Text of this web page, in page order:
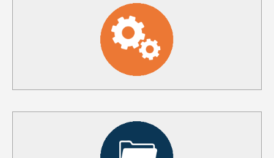
ATTREZZATURE NOLEGGIO
SCARICA